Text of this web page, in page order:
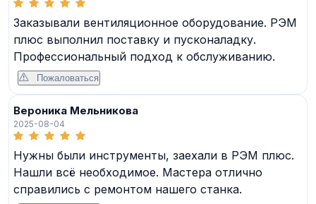
Заказывали вентиляционное оборудование. РЭМ
плюс выполнил поставку и пусконаладку.
Профессиональный подход к обслуживанию.
Пожаловаться
Вероника Мельникова
2025-08-04
Нужны были инструменты, заехали в РЭМ плюс.
Нашли всё необходимое. Мастера отлично
справились с ремонтом нашего станка.